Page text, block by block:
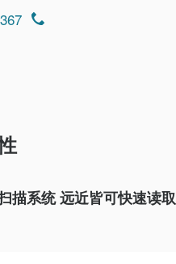
描系统 远近皆可快速读取